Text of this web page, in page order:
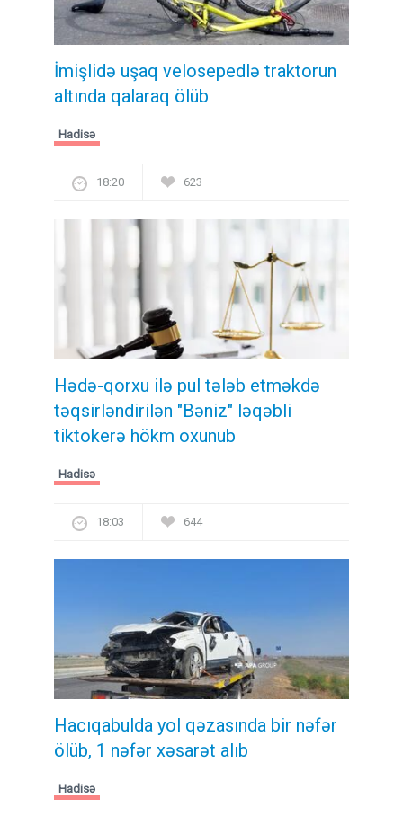
İmişlidə uşaq velosepedlə traktorun
altında qalaraq ölüb
Hadisə
18:20 623
Hədə-qorxu ilə pul tələb etməkdə
təqsirləndirilən "Bəniz" ləqəbli
tiktokerə hökm oxunub
Hadisə
18:03 644
Hacıqabulda yol qəzasında bir nəfər
ölüb, 1 nəfər xəsarət alıb
Hadisə